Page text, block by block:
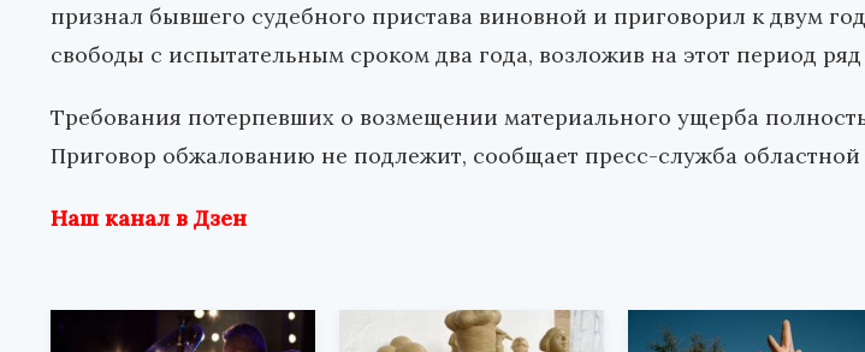
признал бывшего судебного пристава виновной и приговорил к двум
свободы с испытательным сроком два года, возложив на этот период ряд
Требования потерпевших о возмещении материального ущерба
Приговор обжалованию не подлежит, сообщает пресс-служба областной
Наш канал в Дзен